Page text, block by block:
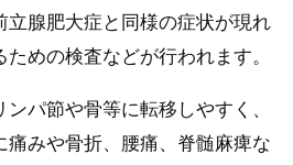
立腺肥大症と同様の症状が現れ
めの検査などが行われます。
パ節や骨等に転移しやすく、
痛みや骨折、腰痛、脊髄麻痺な